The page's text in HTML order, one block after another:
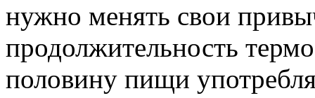
нужно менять свои
продолжительность
половину пищи